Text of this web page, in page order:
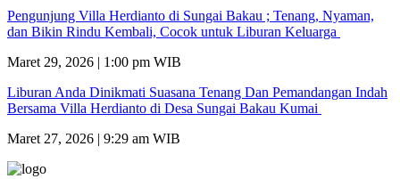
Pengunjung Villa Herdianto di Sungai Bakau ; Tenang, Nyaman,
dan Bikin Rindu Kembali, Cocok untuk Liburan Keluarga
Maret 29, 2026 | 1:00 pm WIB
Liburan Anda Dinikmati Suasana Tenang Dan Pemandangan Indah
Bersama Villa Herdianto di Desa Sungai Bakau Kumai
Maret 27, 2026 | 9:29 am WIB